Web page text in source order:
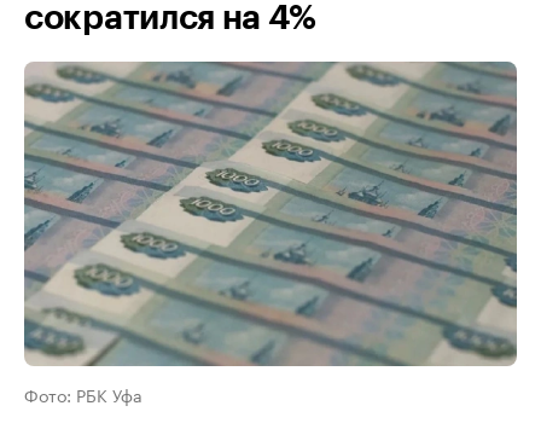
сократился на 4%
Фото: РБК Уфа